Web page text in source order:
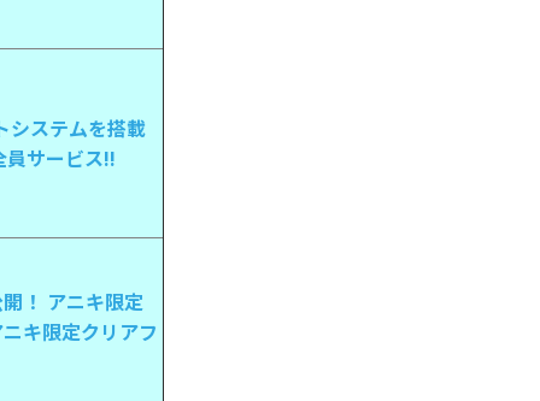
システムを搭載
員サービス!!
！ アニキ限定
キ限定クリアフ